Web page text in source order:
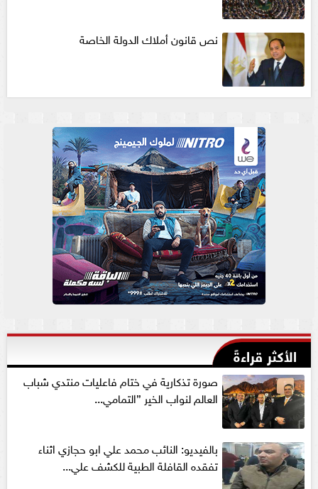
نص قانون أملاك الدولة الخاصة
الأكثر قراءةً
صورة تذكارية في ختام فاعليات منتدي شباب
العالم لنواب الخير ”التمامي...
بالفيديو: النائب محمد علي ابو حجازي اثناء
تفقده القافلة الطبية للكشف علي...